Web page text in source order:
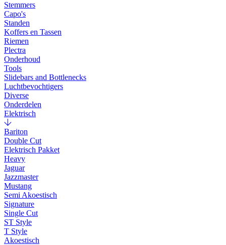
Stemmers
Capo's
Standen
Koffers en Tassen
Riemen
Plectra
Onderhoud
Tools
Slidebars and Bottlenecks
Luchtbevochtigers
Diverse
Onderdelen
Elektrisch
Bariton
Double Cut
Elektrisch Pakket
Heavy
Jaguar
Jazzmaster
Mustang
Semi Akoestisch
Signature
Single Cut
ST Style
T Style
Akoestisch